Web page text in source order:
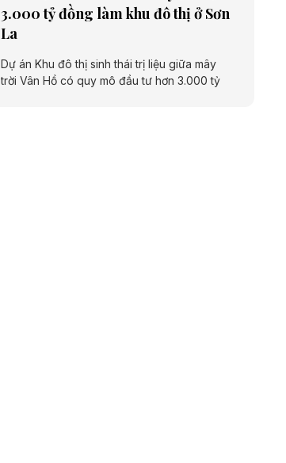
3.000 tỷ đồng làm khu đô thị ở Sơn
La
Dự án Khu đô thị sinh thái trị liệu giữa mây
trời Vân Hồ có quy mô đầu tư hơn 3.000 tỷ